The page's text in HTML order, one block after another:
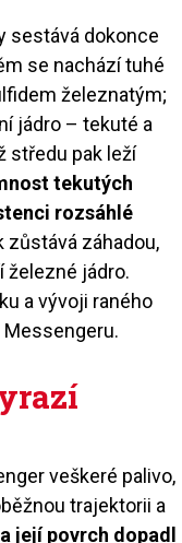
sestává dokonce
se nachází tuhé
železnatým;
jádro – tekuté a
středu pak leží
tekutých
rozsáhlé
zůstává záhadou,
železné jádro.
a vývoji raného
veškeré palivo,
trajektorii a
její povrch dopadl